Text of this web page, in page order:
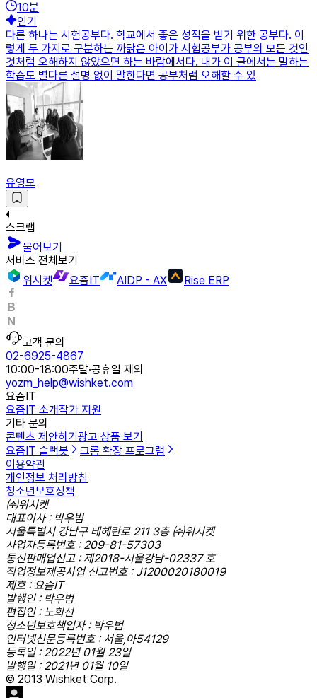
10분
인기
다른 하나는 시험공부다. 학교에서 좋은 성적을 받기 위한 공부다. 이
렇게 두 가지로 구분하는 까닭은 아이가 시험공부가 공부의 모든 것인
것처럼 오해하지 않았으면 하는 바람에서다. 내가 이 글에서는 말하는
학습도 별다른 설명 없이 말한다면 공부처럼 오해할 수 있
유영모
스크랩
물어보기
서비스 전체보기
위시켓
요즘IT AIDP - AX Rise ERP
고객 문의
02-6925-4867
10:00-18:00주말·공휴일 제외
yozm_help@wishket.com
요즘IT
요즘IT 소개작가 지원
기타 문의
콘텐츠 제안하기 광고 상품 보기
요즘IT 슬랙봇
크롬 확장 프로그램
이용약관
개인정보 처리방침
청소년보호정책
㈜위시켓
대표이사 : 박우범
서울특별시 강남구 테헤란로 211 3층 ㈜위시켓
사업자등록번호 : 209-81-57303
통신판매업신고 : 제2018-서울강남-02337 호
직업정보제공사업 신고번호 : J1200020180019
제호 : 요즘IT
발행인 : 박우범
편집인 : 노희선
청소년보호책임자 : 박우범
인터넷신문등록번호 : 서울,아54129
등록일 : 2022년 01월 23일
발행일 : 2021년 01월 10일
© 2013 Wishket Corp.